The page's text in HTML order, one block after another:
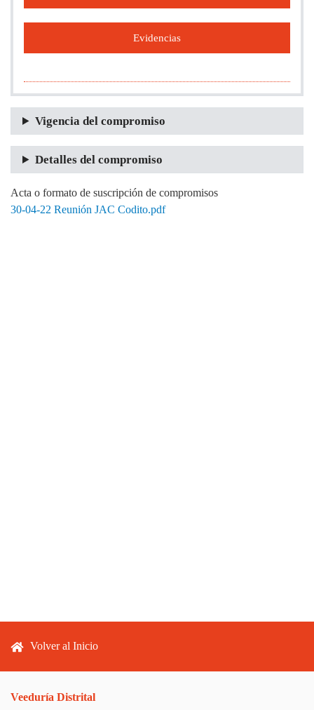
Evidencias
Vigencia del compromiso
Detalles del compromiso
Acta o formato de suscripción de compromisos
30-04-22 Reunión JAC Codito.pdf
Footer menu
Volver al Inicio
Veeduría Distrital